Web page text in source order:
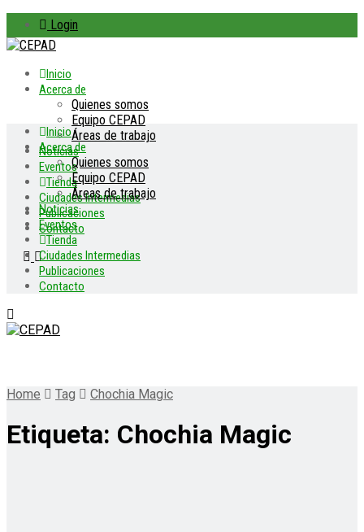
Login
Inicio
Acerca de
Quienes somos
Equipo CEPAD
Áreas de trabajo
Noticias
Eventos
Tienda
Ciudades Intermedias
Publicaciones
Contacto
Inicio
Acerca de
Quienes somos
Equipo CEPAD
Áreas de trabajo
Noticias
Eventos
Tienda
Ciudades Intermedias
Publicaciones
Contacto
Home Tag Chochia Magic
Etiqueta: Chochia Magic